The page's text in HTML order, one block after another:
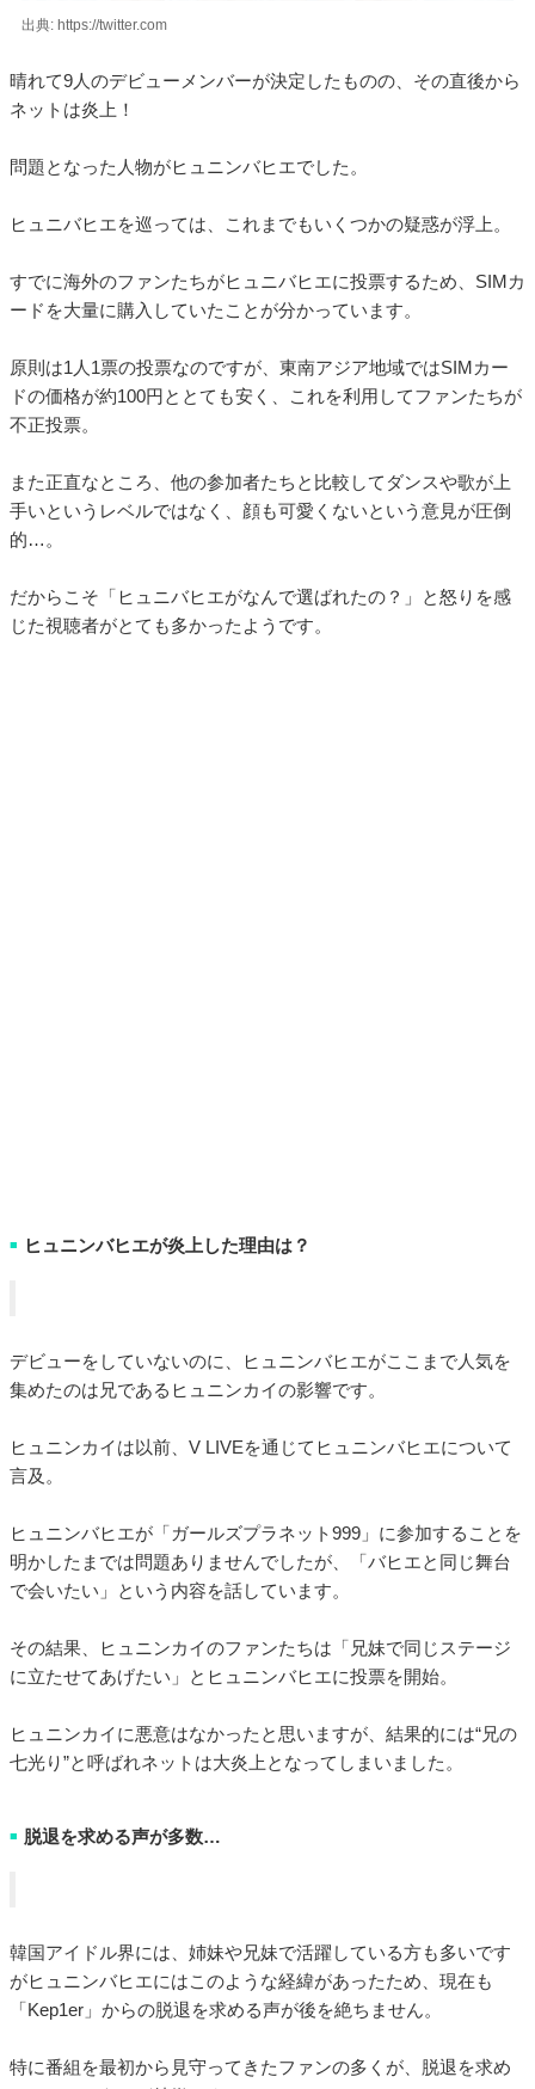
出典: https://twitter.com
晴れて9人のデビューメンバーが決定したものの、その直後から
ネットは炎上！
問題となった人物がヒュニンバヒエでした。
ヒュニバヒエを巡っては、これまでもいくつかの疑惑が浮上。
すでに海外のファンたちがヒュニバヒエに投票するため、SIMカ
ードを大量に購入していたことが分かっています。
原則は1人1票の投票なのですが、東南アジア地域ではSIMカー
ドの価格が約100円ととても安く、これを利用してファンたちが
不正投票。
また正直なところ、他の参加者たちと比較してダンスや歌が上
手いというレベルではなく、顔も可愛くないという意見が圧倒
的…。
だからこそ「ヒュニバヒエがなんで選ばれたの？」と怒りを感
じた視聴者がとても多かったようです。
■ ヒュニンバヒエが炎上した理由は？
デビューをしていないのに、ヒュニンバヒエがここまで人気を
集めたのは兄であるヒュニンカイの影響です。
ヒュニンカイは以前、V LIVEを通じてヒュニンバヒエについて
言及。
ヒュニンバヒエが「ガールズプラネット999」に参加することを
明かしたまでは問題ありませんでしたが、「バヒエと同じ舞台
で会いたい」という内容を話しています。
その結果、ヒュニンカイのファンたちは「兄妹で同じステージ
に立たせてあげたい」とヒュニンバヒエに投票を開始。
ヒュニンカイに悪意はなかったと思いますが、結果的には“兄の
七光り”と呼ばれネットは大炎上となってしまいました。
■ 脱退を求める声が多数…
韓国アイドル界には、姉妹や兄妹で活躍している方も多いです
がヒュニンバヒエにはこのような経緯があったため、現在も
「Kep1er」からの脱退を求める声が後を絶ちません。
特に番組を最初から見守ってきたファンの多くが、脱退を求め